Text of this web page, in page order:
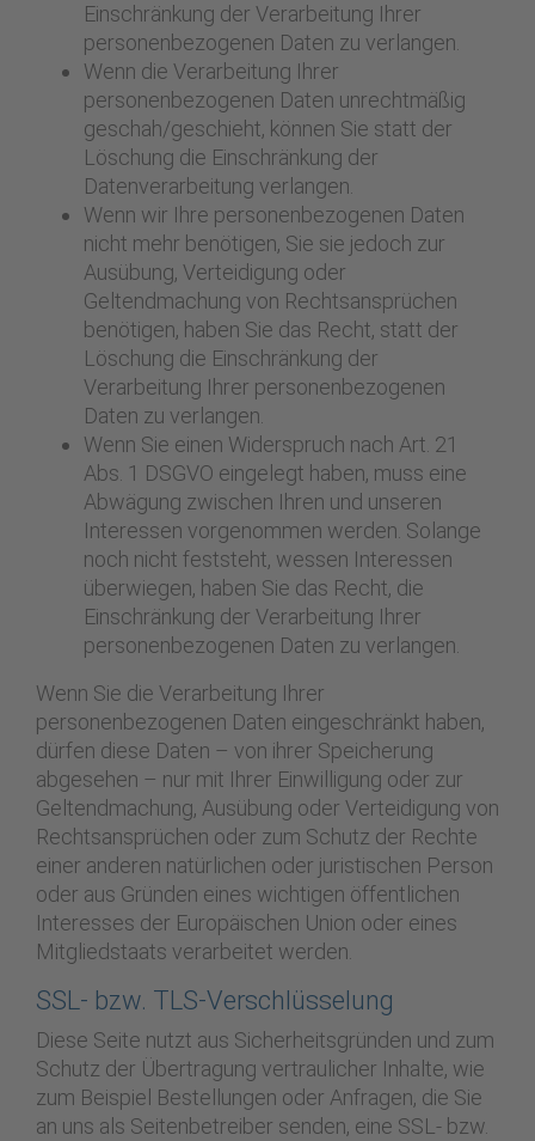
Einschränkung der Verarbeitung Ihrer
personenbezogenen Daten zu verlangen.
Wenn die Verarbeitung Ihrer
personenbezogenen Daten unrechtmäßig
geschah/geschieht, können Sie statt der
Löschung die Einschränkung der
Datenverarbeitung verlangen.
Wenn wir Ihre personenbezogenen Daten
nicht mehr benötigen, Sie sie jedoch zur
Ausübung, Verteidigung oder
Geltendmachung von Rechtsansprüchen
benötigen, haben Sie das Recht, statt der
Löschung die Einschränkung der
Verarbeitung Ihrer personenbezogenen
Daten zu verlangen.
Wenn Sie einen Widerspruch nach Art. 21
Abs. 1 DSGVO eingelegt haben, muss eine
Abwägung zwischen Ihren und unseren
Interessen vorgenommen werden. Solange
noch nicht feststeht, wessen Interessen
überwiegen, haben Sie das Recht, die
Einschränkung der Verarbeitung Ihrer
personenbezogenen Daten zu verlangen.
Wenn Sie die Verarbeitung Ihrer
personenbezogenen Daten eingeschränkt haben,
dürfen diese Daten – von ihrer Speicherung
abgesehen – nur mit Ihrer Einwilligung oder zur
Geltendmachung, Ausübung oder Verteidigung von
Rechtsansprüchen oder zum Schutz der Rechte
einer anderen natürlichen oder juristischen Person
oder aus Gründen eines wichtigen öffentlichen
Interesses der Europäischen Union oder eines
Mitgliedstaats verarbeitet werden.
SSL- bzw. TLS-Verschlüsselung
Diese Seite nutzt aus Sicherheitsgründen und zum
Schutz der Übertragung vertraulicher Inhalte, wie
zum Beispiel Bestellungen oder Anfragen, die Sie
an uns als Seitenbetreiber senden, eine SSL- bzw.